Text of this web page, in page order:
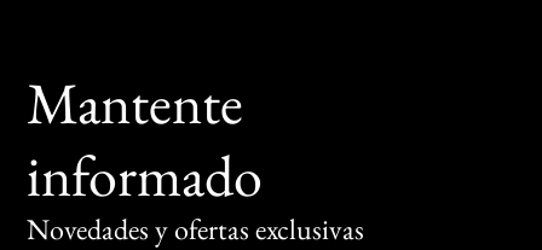
Mantente
informado
Novedades y ofertas exclusivas